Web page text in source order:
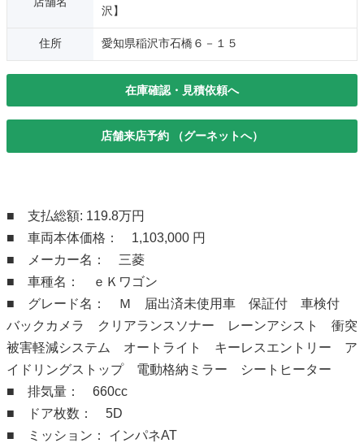
沢】
住所 愛知県稲沢市石橋６－１５
在庫確認・見積依頼へ
店舗来店予約 （グーネットへ）
■ 支払総額: 119.8万円
■ 車両本体価格： 1,103,000 円
■ メーカー名： 三菱
■ 車種名： ｅＫワゴン
■ グレード名： Ｍ 届出済未使用車 保証付 車検付
バックカメラ クリアランスソナー レーンアシスト 衝突
被害軽減システム オートライト キーレスエントリー ア
イドリングストップ 電動格納ミラー シートヒーター
■ 排気量： 660cc
■ ドア枚数： 5D
■ ミッション： インパネAT